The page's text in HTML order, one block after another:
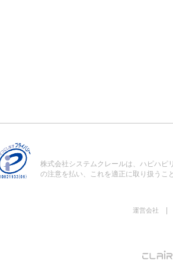
株式会社システムクレールは、ハピハピ
の注意を払い、これを適正に取り扱うこ
運営会社